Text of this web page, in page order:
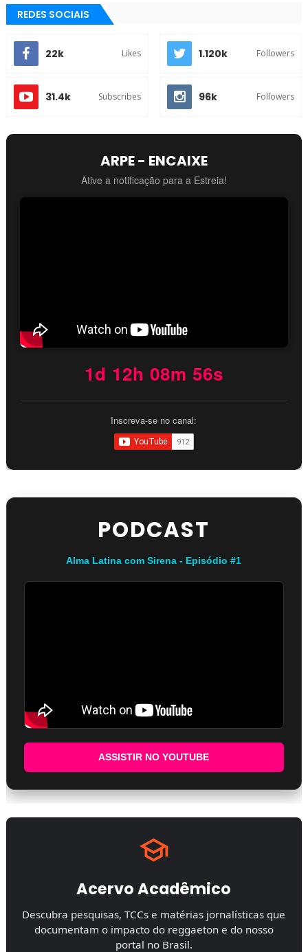
REDES SOCIAIS
22k Likes 1.120k Followers
31.4k Subscribes 96k Followers
ARPE - ENCAIXE
Ative a notificação para a Estreia!
1d 12h 08m 55s
Inscreva-se no canal:
PODCAST
Alma Latina com Sirena - Episódio #1
ASSISTIR NO YOUTUBE
Acervo Acadêmico
Descubra pesquisas, TCCs e matérias jornalísticas que
documentam o impacto do reggaeton e do nosso
portal no Brasil.